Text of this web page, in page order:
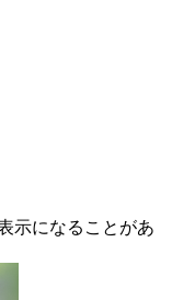
示になることがあ